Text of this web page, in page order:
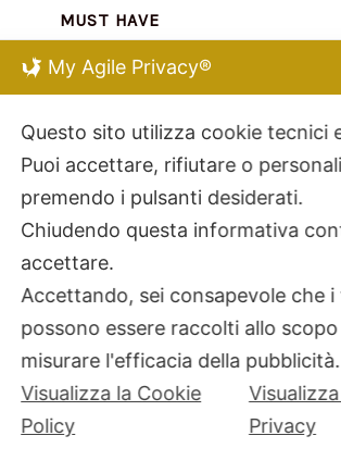
MUST HAVE
Chiara Ferragni
Dodo Mariani
Breil Tribe
Filodellavita
Bliss
Kidult
Hamilton
Miluna
My Agile Privacy®
Questo sito utilizza cookie tecnici
Puoi accettare, rifiutare o
premendo i pulsanti desiderati.
Chiudendo questa informativa
accettare.
Accettando, sei consapevole che
possono essere raccolti allo
misurare l'efficacia della pubblicità.
Visualizza la Cookie
Policy
Privacy